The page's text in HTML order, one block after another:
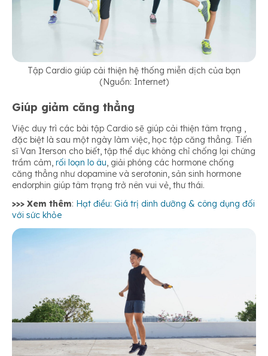
Tập Cardio giúp cải thiện hệ thống miễn dịch của bạn
(Nguồn: Internet)
Giúp giảm căng thẳng
Việc duy trì các bài tập Cardio sẽ giúp cải thiện tâm trạng ,
đặc biệt là sau một ngày làm việc, học tập căng thẳng. Tiến
sĩ Van Iterson cho biết, tập thể dục không chỉ chống lại chứng
trầm cảm, rối loạn lo âu , giải phóng các hormone chống
căng thẳng như dopamine và serotonin, sản sinh hormone
endorphin giúp tâm trạng trở nên vui vẻ, thư thái.
>>> Xem thêm: Hạt điều: Giá trị dinh dưỡng & công dụng đối
với sức khỏe